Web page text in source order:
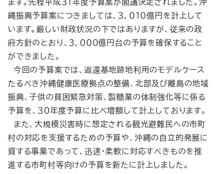
ます。先程平成３１年度予算案が閣議決定されました。沖
縄振興予算案につきましては、３，０１０億円を計上して
います。厳しい財政状況の下ではありますが、従来の政
府方針のとおり、３，０００億円台の予算を確保すること
ができました。
今回の予算案では、返還基地跡地利用のモデルケース
たるべき沖縄健康医療拠点の整備、北部及び離島の地域
振興、子供の貧困緊急対策、製糖業の体制強化等に係る
予算を、３０年度予算に比べ増額して計上しております。
また、大規模災害時に想定される観光避難民への市町
村の対応を支援するための予算や、沖縄の自立的発展に
資する事業であって、迅速・柔軟に対応すべきものを推
進する市町村等向けの予算を新たに計上しました。